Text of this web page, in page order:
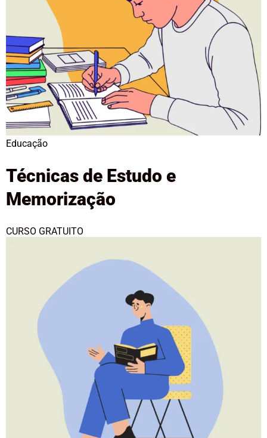
Educação
Técnicas de Estudo e
Memorização
CURSO GRATUITO